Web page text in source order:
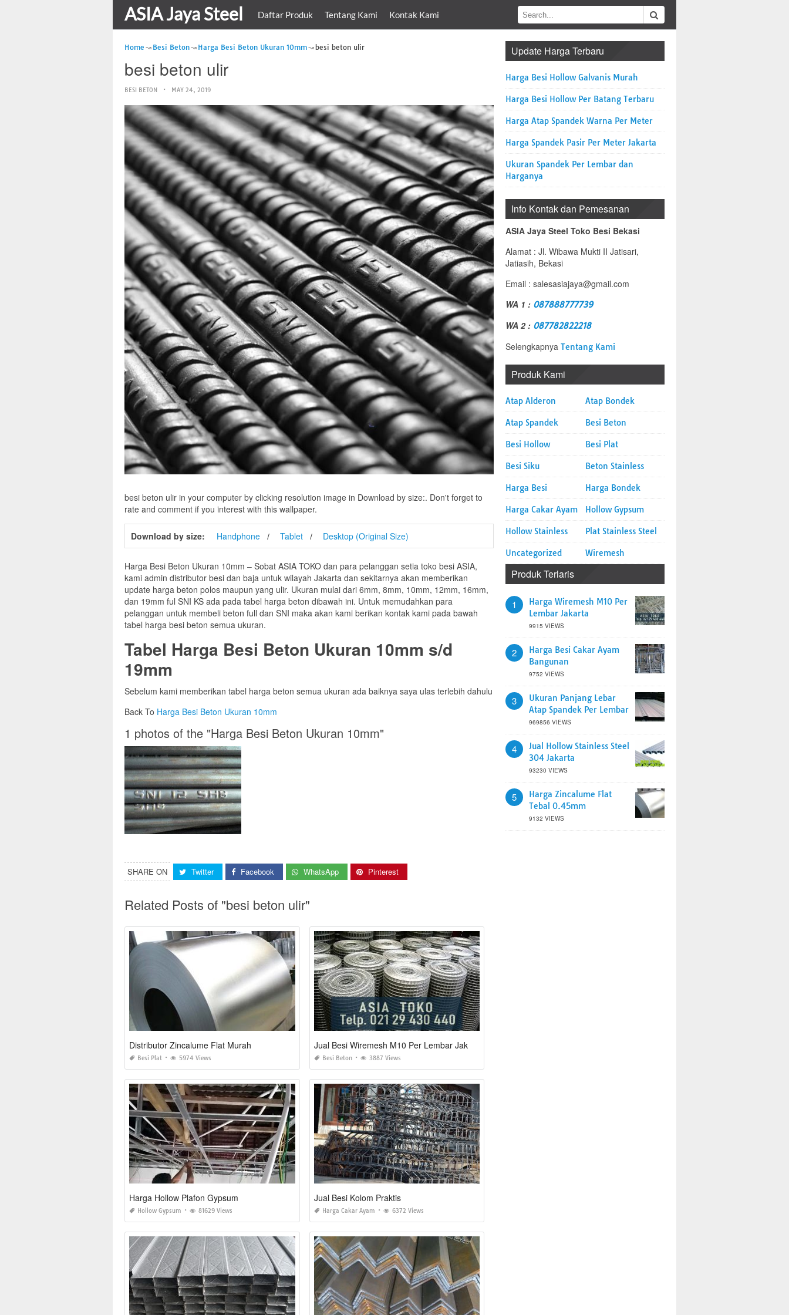
ASIA Jaya Steel Daftar Produk Tentang Kami Kontak Kami
Home Besi Beton Harga Besi Beton Ukuran 10mm besi beton ulir
besi beton ulir
BESI BETON MAY 24, 2019
besi beton ulir in your computer by clicking resolution image in Download by size:. Don't forget to
rate and comment if you interest with this wallpaper.
Download by size: Handphone Tablet Desktop (Original Size)
Harga Besi Beton Ukuran 10mm – Sobat ASIA TOKO dan para pelanggan setia toko besi ASIA,
kami admin distributor besi dan baja untuk wilayah Jakarta dan sekitarnya akan memberikan
update harga beton polos maupun yang ulir. Ukuran mulai dari 6mm, 8mm, 10mm, 12mm, 16mm,
dan 19mm ful SNI KS ada pada tabel harga beton dibawah ini. Untuk memudahkan para
pelanggan untuk membeli beton full dan SNI maka akan kami berikan kontak kami pada bawah
tabel harga besi beton semua ukuran.
Tabel Harga Besi Beton Ukuran 10mm s/d
19mm
Sebelum kami memberikan tabel harga beton semua ukuran ada baiknya saya ulas terlebih dahulu
Back To Harga Besi Beton Ukuran 10mm
1 photos of the "Harga Besi Beton Ukuran 10mm"
SHARE ON Twitter Facebook WhatsApp Pinterest
Related Posts of "besi beton ulir"
Distributor Zincalume Flat Murah
Besi Plat 5974 Views
Jual Besi Wiremesh M10 Per Lembar Jakarta
Besi Beton 3887 Views
Harga Hollow Plafon Gypsum
Hollow Gypsum 81629 Views
Jual Besi Kolom Praktis
Harga Cakar Ayam 6372 Views
Update Harga Terbaru
Harga Besi Hollow Galvanis Murah
Harga Besi Hollow Per Batang Terbaru
Harga Atap Spandek Warna Per Meter
Harga Spandek Pasir Per Meter Jakarta
Ukuran Spandek Per Lembar dan
Harganya
Info Kontak dan Pemesanan
ASIA Jaya Steel Toko Besi Bekasi
Alamat : Jl. Wibawa Mukti II Jatisari,
Jatiasih, Bekasi
Email : salesasiajaya@gmail.com
WA 1 : 087888777739
WA 2 : 087782822218
Selengkapnya Tentang Kami
Produk Kami
Atap Alderon Atap Bondek
Atap Spandek Besi Beton
Besi Hollow Besi Plat
Besi Siku Beton Stainless
Harga Besi Harga Bondek
Harga Cakar Ayam Hollow Gypsum
Hollow Stainless Plat Stainless Steel
Uncategorized Wiremesh
Produk Terlaris
1
Harga Wiremesh M10 Per
Lembar Jakarta
9915 VIEWS
2
Harga Besi Cakar Ayam
Bangunan
9752 VIEWS
3
Ukuran Panjang Lebar
Atap Spandek Per Lembar
969856 VIEWS
4
Jual Hollow Stainless Steel
304 Jakarta
93230 VIEWS
5
Harga Zincalume Flat
Tebal 0.45mm
9132 VIEWS